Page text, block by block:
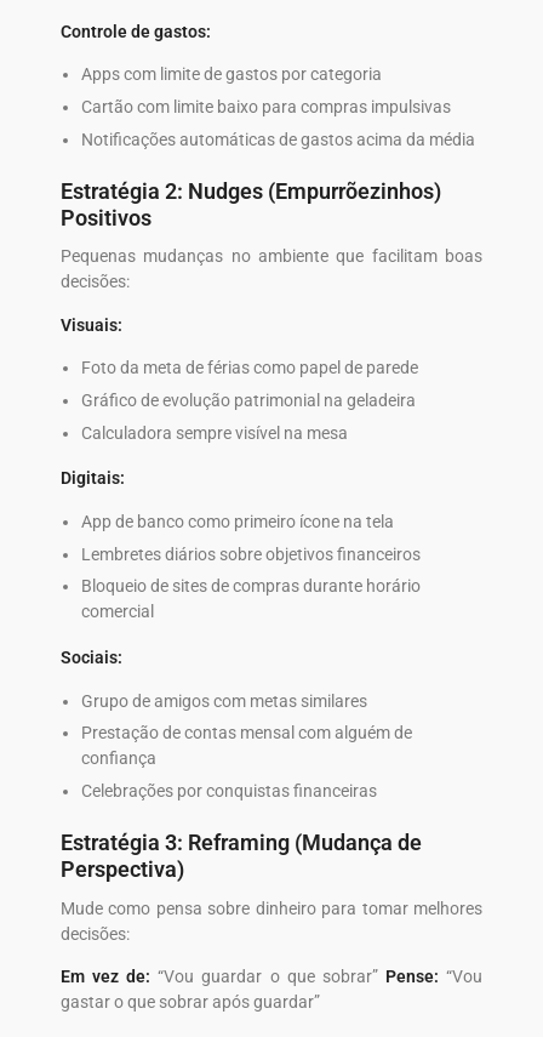
Controle de gastos:
Apps com limite de gastos por categoria
Cartão com limite baixo para compras impulsivas
Notificações automáticas de gastos acima da média
Estratégia 2: Nudges (Empurrõezinhos)
Positivos
Pequenas mudanças no ambiente que facilitam boas
decisões:
Visuais:
Foto da meta de férias como papel de parede
Gráfico de evolução patrimonial na geladeira
Calculadora sempre visível na mesa
Digitais:
App de banco como primeiro ícone na tela
Lembretes diários sobre objetivos financeiros
Bloqueio de sites de compras durante horário
comercial
Sociais:
Grupo de amigos com metas similares
Prestação de contas mensal com alguém de
confiança
Celebrações por conquistas financeiras
Estratégia 3: Reframing (Mudança de
Perspectiva)
Mude como pensa sobre dinheiro para tomar melhores
decisões:
Em vez de: “Vou guardar o que sobrar” Pense: “Vou
gastar o que sobrar após guardar”